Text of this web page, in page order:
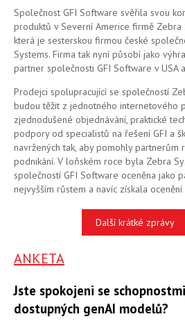
Společnost GFI Software svěřila svou
produktů v Severní Americe firmě Zebra
která je sesterskou firmou české
Systems. Firma tak nyní působí jako
partner společnosti GFI Software v USA
Prodejci spolupracující se společností
budou těžit z jednotného internetového
zjednodušené objednávání, praktické
podpory od specialistů na řešení GFI a
navržených tak, aby pomohly partnerům
podnikání. V loňském roce byla Zebra
společností GFI Software oceněna jako
nejvyšším růstem a navíc získala ocenění
Další krátké zprávy
ANKETA
Jste spokojeni se
dostupných genAI modelů?